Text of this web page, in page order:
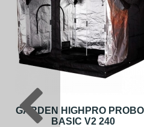
GARDEN HIGHPRO
BASIC V2 240